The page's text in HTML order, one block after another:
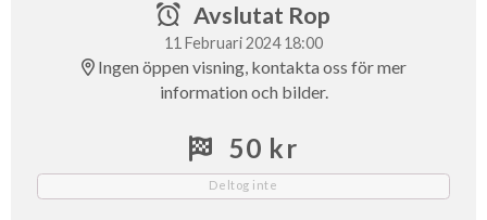
Avslutat Rop
11 Februari 2024 18:00
Ingen öppen visning, kontakta oss för mer
information och bilder.
50 kr
Deltog inte